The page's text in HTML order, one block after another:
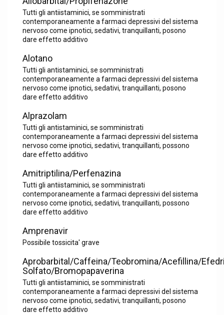
Tutti gli antiistaminici, se somministrati
contemporaneamente a farmaci depressivi del sistema
nervoso come ipnotici, sedativi, tranquillanti, posono
dare effetto additivo
Alotano
Tutti gli antistaminici, se somministrati
contemporaneamente a farmaci depressivi del sistema
nervoso come ipnotici, sedativi, tranquillanti, posono
dare effetto additivo
Alprazolam
Tutti gli antistaminici, se somministrati
contemporaneamente a farmaci depressivi del sistema
nervoso come ipnotici, sedativi, tranquillanti, possono
dare effetto additivo
Amitriptilina/Perfenazina
Tutti gli antiistaminici, se somministrati
contemporaneamente a farmaci depressivi del sistema
nervoso come ipnotici, sedativi, tranquillanti, possono
dare effetto additivo
Amprenavir
Possibile tossicita' grave
Aprobarbital/Caffeina/Teobromina/Acefillina/
Solfato/Bromopapaverina
Tutti gli antiistaminici, se somministrati
contemporaneamente a farmaci depressivi del sistema
nervoso come ipnotici, sedativi, tranquillanti, posono
dare effetto additivo